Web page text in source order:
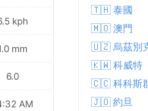
kph
mm
6.0
AM
🇹🇭 泰國
🇲🇴 澳門
🇺🇿 烏茲別
🇰🇼 科威特
🇨🇨 科科斯
🇯🇴 約旦